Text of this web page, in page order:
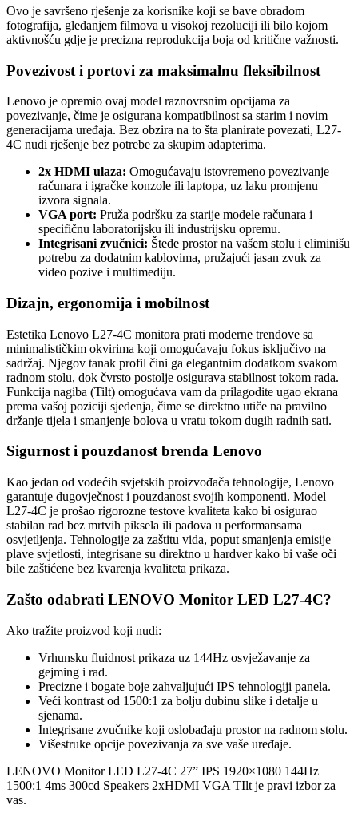
Ovo je savršeno rješenje za korisnike koji se bave obradom
fotografija, gledanjem filmova u visokoj rezoluciji ili bilo kojom
aktivnošću gdje je precizna reprodukcija boja od kritične važnosti.
Povezivost i portovi za maksimalnu fleksibilnost
Lenovo je opremio ovaj model raznovrsnim opcijama za
povezivanje, čime je osigurana kompatibilnost sa starim i novim
generacijama uređaja. Bez obzira na to šta planirate povezati, L27-
4C nudi rješenje bez potrebe za skupim adapterima.
2x HDMI ulaza: Omogućavaju istovremeno povezivanje
računara i igračke konzole ili laptopa, uz laku promjenu
izvora signala.
VGA port: Pruža podršku za starije modele računara i
specifičnu laboratorijsku ili industrijsku opremu.
Integrisani zvučnici: Štede prostor na vašem stolu i eliminišu
potrebu za dodatnim kablovima, pružajući jasan zvuk za
video pozive i multimediju.
Dizajn, ergonomija i mobilnost
Estetika Lenovo L27-4C monitora prati moderne trendove sa
minimalističkim okvirima koji omogućavaju fokus isključivo na
sadržaj. Njegov tanak profil čini ga elegantnim dodatkom svakom
radnom stolu, dok čvrsto postolje osigurava stabilnost tokom rada.
Funkcija nagiba (Tilt) omogućava vam da prilagodite ugao ekrana
prema vašoj poziciji sjedenja, čime se direktno utiče na pravilno
držanje tijela i smanjenje bolova u vratu tokom dugih radnih sati.
Sigurnost i pouzdanost brenda Lenovo
Kao jedan od vodećih svjetskih proizvođača tehnologije, Lenovo
garantuje dugovječnost i pouzdanost svojih komponenti. Model
L27-4C je prošao rigorozne testove kvaliteta kako bi osigurao
stabilan rad bez mrtvih piksela ili padova u performansama
osvjetljenja. Tehnologije za zaštitu vida, poput smanjenja emisije
plave svjetlosti, integrisane su direktno u hardver kako bi vaše oči
bile zaštićene bez kvarenja kvaliteta prikaza.
Zašto odabrati LENOVO Monitor LED L27-4C?
Ako tražite proizvod koji nudi:
Vrhunsku fluidnost prikaza uz 144Hz osvježavanje za
gejming i rad.
Precizne i bogate boje zahvaljujući IPS tehnologiji panela.
Veći kontrast od 1500:1 za bolju dubinu slike i detalje u
sjenama.
Integrisane zvučnike koji oslobađaju prostor na radnom stolu.
Višestruke opcije povezivanja za sve vaše uređaje.
LENOVO Monitor LED L27-4C 27” IPS 1920×1080 144Hz
1500:1 4ms 300cd Speakers 2xHDMI VGA TIlt je pravi izbor za
vas.